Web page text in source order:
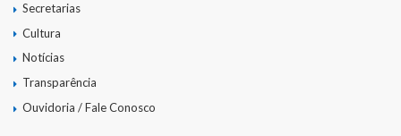
Secretarias
Cultura
Notícias
Transparência
Ouvidoria / Fale Conosco